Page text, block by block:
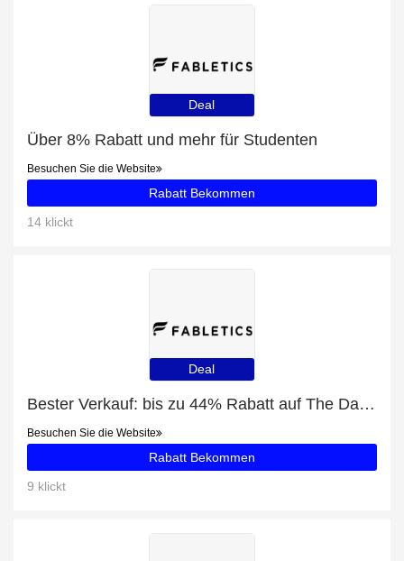
Deal
Über 8% Rabatt und mehr für Studenten
Besuchen Sie die Website
Rabatt Bekommen
14 klickt
Deal
Bester Verkauf: bis zu 44% Rabatt auf The Dash Long Sleeve Button Up
Besuchen Sie die Website
Rabatt Bekommen
9 klickt